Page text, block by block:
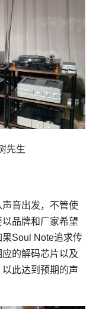
先生
音出发，不管使
品牌和厂家希望
Soul Note追求传
的解码芯片以及
此达到预期的声